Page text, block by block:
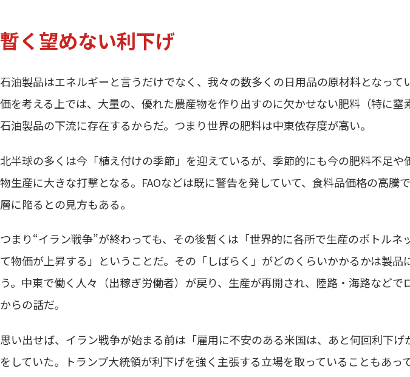
暫く望めない利下げ
石油製品はエネルギーと言うだけでなく、我々の数多くの日用品の原材料となって
価を考える上では、大量の、優れた農産物を作り出すのに欠かせない肥料（特に窒
石油製品の下流に存在するからだ。つまり世界の肥料は中東依存度が高い。
北半球の多くは今「植え付けの季節」を迎えているが、季節的にも今の肥料不足や
物生産に大きな打撃となる。FAOなどは既に警告を発していて、食料品価格の高騰
層に陥るとの見方もある。
つまり“イラン戦争”が終わっても、その後暫くは「世界的に各所で生産のボトルネ
て物価が上昇する」ということだ。その「しばらく」がどのくらいかかるかは製品
う。中東で働く人々（出稼ぎ労働者）が戻り、生産が再開され、陸路・海路などで
からの話だ。
思い出せば、イラン戦争が始まる前は「雇用に不安のある米国は、あと何回利下
をしていた。トランプ大統領が利下げを強く主張する立場を取っていることもあっ